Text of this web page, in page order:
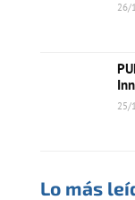
26/
25/
Lo más